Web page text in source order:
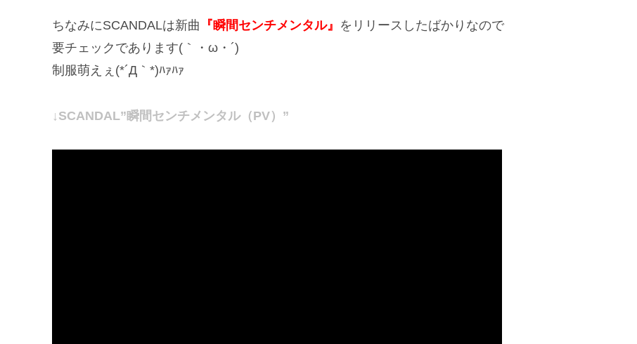
ちなみにSCANDALは新曲 『瞬間センチメンタル』 をリリースしたばかりなので
要チェックであります(｀・ω・´)
制服萌えぇ(*´Д｀*)ﾊｧﾊｧ
↓SCANDAL”瞬間センチメンタル（PV）”